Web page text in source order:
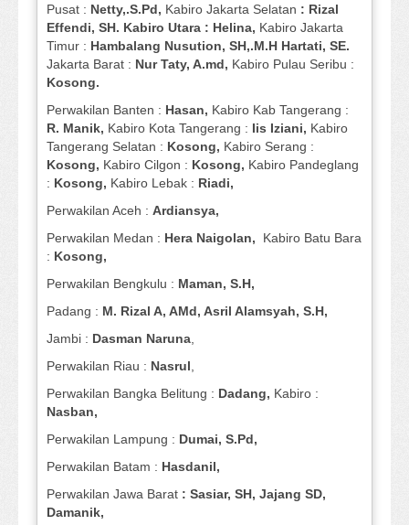
Pusat : Netty,.S.Pd, Kabiro Jakarta Selatan : Rizal
Effendi, SH. Kabiro Utara : Helina, Kabiro Jakarta
Timur : Hambalang Nusution, SH,.M.H Hartati, SE.
Jakarta Barat : Nur Taty, A.md, Kabiro Pulau Seribu :
Kosong.
Perwakilan Banten : Hasan, Kabiro Kab Tangerang :
R. Manik, Kabiro Kota Tangerang : Iis Iziani, Kabiro
Tangerang Selatan : Kosong, Kabiro Serang :
Kosong, Kabiro Cilgon : Kosong, Kabiro Pandeglang
: Kosong, Kabiro Lebak : Riadi,
Perwakilan Aceh : Ardiansya,
Perwakilan Medan : Hera Naigolan, Kabiro Batu Bara
: Kosong,
Perwakilan Bengkulu : Maman, S.H,
Padang : M. Rizal A, AMd, Asril Alamsyah, S.H,
Jambi : Dasman Naruna,
Perwakilan Riau : Nasrul,
Perwakilan Bangka Belitung : Dadang, Kabiro :
Nasban,
Perwakilan Lampung : Dumai, S.Pd,
Perwakilan Batam : Hasdanil,
Perwakilan Jawa Barat : Sasiar, SH, Jajang SD,
Damanik,